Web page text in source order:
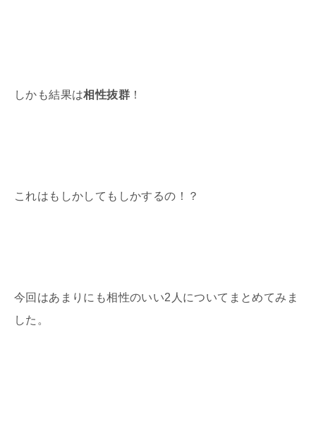
しかも結果は相性抜群 ！
これはもしかしてもしかするの！？
今回はあまりにも相性のいい2人についてまとめてみま
した。